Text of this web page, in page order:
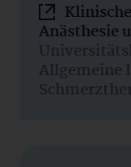
Anästhesie
Allgemeine